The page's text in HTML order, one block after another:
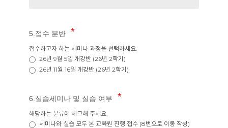
5.접수 분반
접수하고자 하는 세미나 과정을 선택하세요.
26년 9월 5일 개강반 (26년 2학기)
26년 11월 16일 개강반 (26년 2학기)
6.실습세미나 및 실습 여부
해당하는 분류에 체크해 주세요.
세미나와 실습 모두 본 교육원 진행 접수 (8번으로 이동 작성)